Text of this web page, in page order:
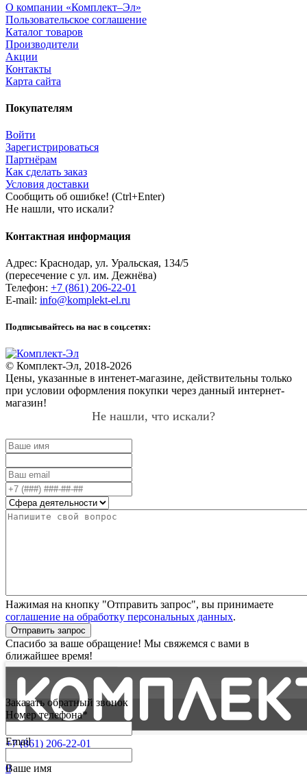
О компании «Комплект–Эл»
Пользовательское соглашение
Каталог товаров
Производители
Акции
Контакты
Карта сайта
Покупателям
Войти
Зарегистрироваться
Партнёрам
Как сделать заказ
Условия доставки
Сообщить об ошибке! (Ctrl+Enter)
Не нашли, что искали?
Контактная информация
Адрес: Краснодар, ул. Уральская, 134/5
(пересечение с ул. им. Дежнёва)
Телефон: +7 (861) 206-22-01
E-mail: info@komplekt-el.ru
Подписывайтесь на нас в соц.сетях:
© Комплект-Эл, 2018-2026
Цены, указанные в интенет-магазине, действительны только
при условии оформления покупки через данный интернет-
магазин!
Не нашли, что искали?
Нажимая на кнопку "Отправить запрос", вы принимаете
соглашение на обработку персональных данных.
Отправить запрос
Спасибо за ваше обращение! Мы свяжемся с вами в
ближайшее время!
+7 (861) 206-22-01
0
Заказать обратный звонок
Номер телефона*
Email
Ваше имя